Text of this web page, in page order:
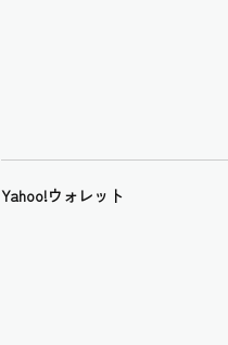
Yahoo!ウォレット